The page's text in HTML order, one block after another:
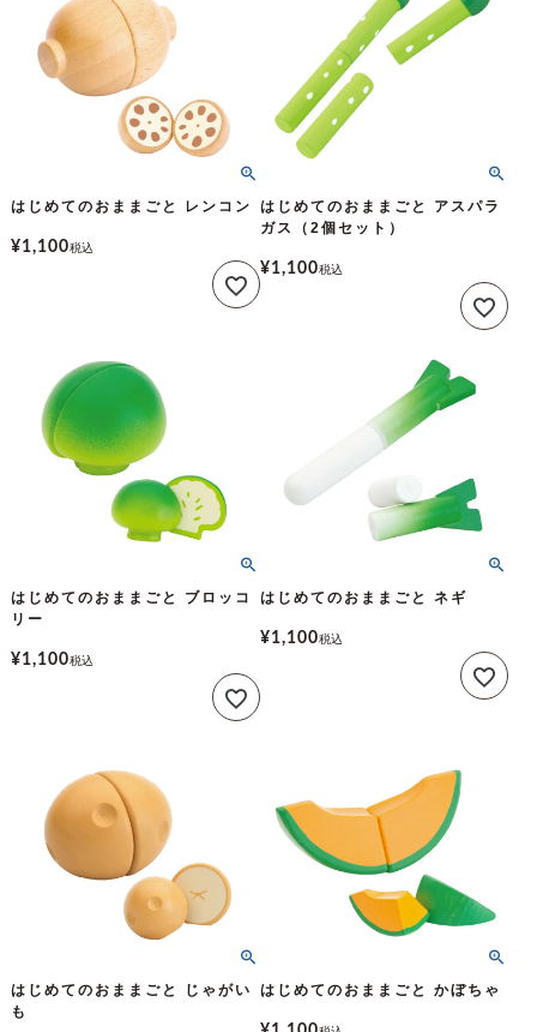
はじめてのおままごと レンコン
¥1,100税込
はじめてのおままごと アスパラ
ガス（2個セット）
¥1,100税込
はじめてのおままごと ブロッコ
リー
¥1,100税込
はじめてのおままごと ネギ
¥1,100税込
はじめてのおままごと じゃがい
も
はじめてのおままごと かぼちゃ